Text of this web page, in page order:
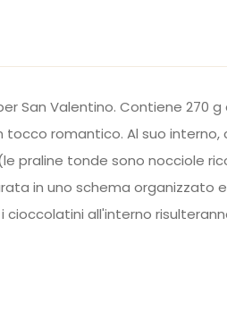
Valentino. Contiene 270
romantico. Al suo
praline tonde sono nocciole
in uno schema organizzato
all'interno